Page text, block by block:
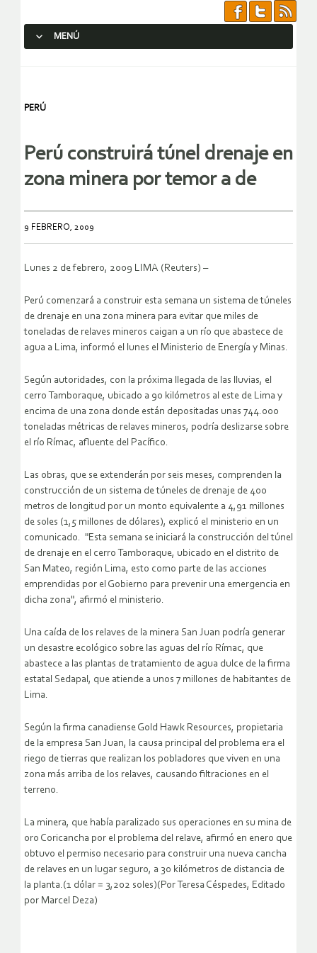
MENÚ
PERÚ
Perú construirá túnel drenaje en
zona minera por temor a de
9 FEBRERO, 2009
Lunes 2 de febrero, 2009 LIMA (Reuters) –
Perú comenzará a construir esta semana un sistema de túneles
de drenaje en una zona minera para evitar que miles de
toneladas de relaves mineros caigan a un río que abastece de
agua a Lima, informó el lunes el Ministerio de Energía y Minas.
Según autoridades, con la próxima llegada de las lluvias, el
cerro Tamboraque, ubicado a 90 kilómetros al este de Lima y
encima de una zona donde están depositadas unas 744.000
toneladas métricas de relaves mineros, podría deslizarse sobre
el río Rímac, afluente del Pacífico.
Las obras, que se extenderán por seis meses, comprenden la
construcción de un sistema de túneles de drenaje de 400
metros de longitud por un monto equivalente a 4,91 millones
de soles (1,5 millones de dólares), explicó el ministerio en un
comunicado. "Esta semana se iniciará la construcción del túnel
de drenaje en el cerro Tamboraque, ubicado en el distrito de
San Mateo, región Lima, esto como parte de las acciones
emprendidas por el Gobierno para prevenir una emergencia en
dicha zona", afirmó el ministerio.
Una caída de los relaves de la minera San Juan podría generar
un desastre ecológico sobre las aguas del río Rímac, que
abastece a las plantas de tratamiento de agua dulce de la firma
estatal Sedapal, que atiende a unos 7 millones de habitantes de
Lima.
Según la firma canadiense Gold Hawk Resources, propietaria
de la empresa San Juan, la causa principal del problema era el
riego de tierras que realizan los pobladores que viven en una
zona más arriba de los relaves, causando filtraciones en el
terreno.
La minera, que había paralizado sus operaciones en su mina de
oro Coricancha por el problema del relave, afirmó en enero que
obtuvo el permiso necesario para construir una nueva cancha
de relaves en un lugar seguro, a 30 kilómetros de distancia de
la planta.(1 dólar = 3,202 soles)(Por Teresa Céspedes, Editado
por Marcel Deza)